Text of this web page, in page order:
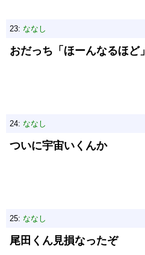
23: ななし
おだっち「ほーんなるほど」
24: ななし
ついに宇宙いくんか
25: ななし
尾田くん見損なったぞ